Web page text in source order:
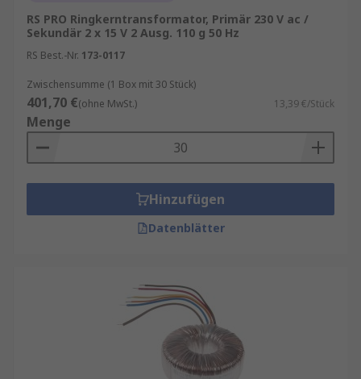
RS PRO Ringkerntransformator, Primär 230 V ac /
Sekundär 2 x 15 V 2 Ausg. 110 g 50 Hz
RS Best.-Nr. 173-0117
Zwischensumme (1 Box mit 30 Stück)
401,70 €(ohne MwSt.) 13,39 €/Stück
Menge
Hinzufügen
Datenblätter